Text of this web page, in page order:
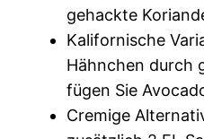
gehackte
Kalifornische
Hähnchen durch
fügen Sie
Cremige